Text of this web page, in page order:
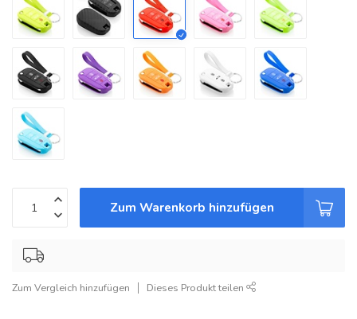
Zum Warenkorb hinzufügen
Zum Vergleich hinzufügen Dieses Produkt teilen